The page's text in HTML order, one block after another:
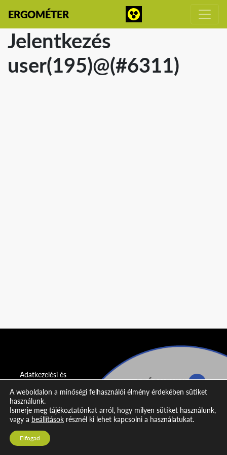
ERGOMÉTER
Jelentkezés
user(195)@(#6311)
Adatkezelési és
nyilatkozat
Impresszum
Kapcsolat
A weboldalon a minőségi felhasználói élmény érdekében sütiket
használunk.
Ismerje meg tájékoztatónkat arról, hogy milyen sütiket használunk,
vagy a beállítások résznél ki lehet kapcsolni a használatukat.
Elfogad